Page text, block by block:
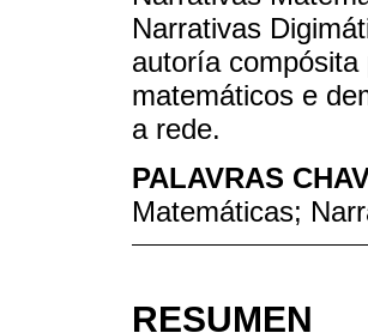
Narrativas
autoría
matemáticos e
a rede.
PALAVRAS
Matemáticas;
RESUMEN